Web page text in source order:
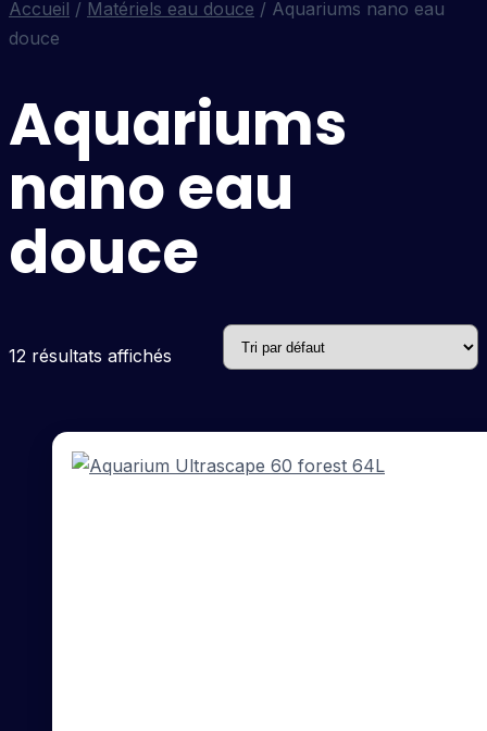
Accueil / Matériels eau douce / Aquariums nano eau
douce
Aquariums
nano eau
douce
12 résultats affichés